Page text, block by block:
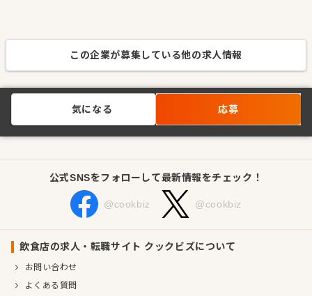
この企業が募集している他の求人情報
気になる 応募
公式SNSをフォローして最新情報をチェック！
@cookbiz @cookbiz
飲食店の求人・転職サイト クックビズについて
お問い合わせ
よくある質問